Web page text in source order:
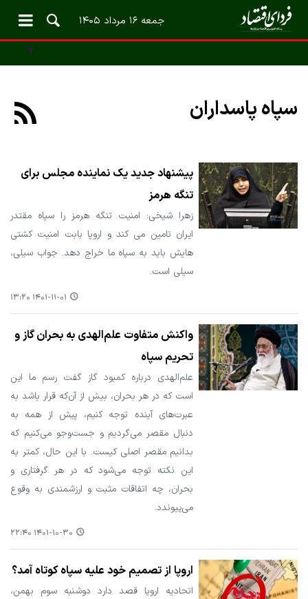
جمعه ۱۶ مرداد ۱۴۰۵
سپاه پاسداران
پیشنهاد جدید یک نماینده مجلس برای
تنگه هرمز
زهرا شیخی: امنیت تنگه هرمز را سپاه مقتدر
ایران تامین می کند و اروپا بابت امنیت کشتی
هایش باید به ‎سپاه ما خراج دهد. جواب سیلی،
سیلی است.
۱۴۰۱-۱۱-۰۱ ۱۳:۲۰
واکنش متفاوت علم‌الهدی به بحران گاز و
تحریم سپاه
علم‌الهدی درباره کمبود گاز گفت رسم ما این
است که در هر بحران، بیش از آن‌که قرار باشد به
عبرت‌های آینده توجه کنیم، پیش از همه به
دنبال مقصر می‌گردیم و جست‌وجو می‌کنیم که
بدانیم مقصر اصلی کیست. با این حال، کمتر به
این نکته توجه می‌شود که در هر گرفتاری و
بحران، چه اتفاقات مثبت و ارزشمندی به وقوع
می‌پیوندد.
۱۴۰۱-۱۰-۳۰ ۲۲:۴۰
اروپا از تصمیم خود علیه سپاه کوتاه آمد؟
اتحادیه اروپا قصد دارد دوشنبه سوم بهمن،